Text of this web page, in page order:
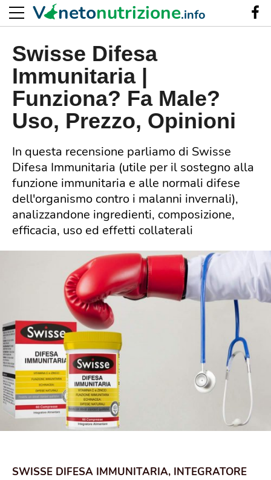
Swisse Difesa
Immunitaria |
Funziona? Fa Male?
Uso, Prezzo, Opinioni
In questa recensione parliamo di Swisse
Difesa Immunitaria (utile per il sostegno alla
funzione immunitaria e alle normali difese
dell'organismo contro i malanni invernali),
analizzandone ingredienti, composizione,
efficacia, uso ed effetti collaterali
SWISSE DIFESA IMMUNITARIA, INTEGRATORE
V netonutrizione.info